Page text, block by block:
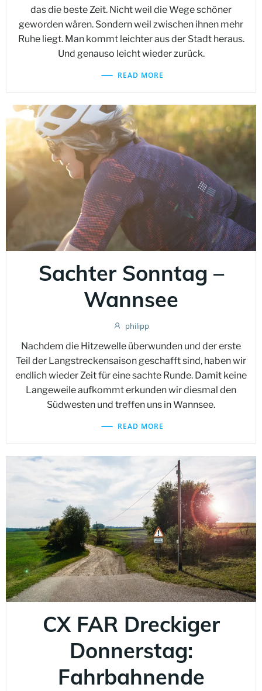
das die beste Zeit. Nicht weil die Wege schöner
geworden wären. Sondern weil zwischen ihnen mehr
Ruhe liegt. Man kommt leichter aus der Stadt heraus.
Und genauso leicht wieder zurück.
READ MORE
Sachter Sonntag –
Wannsee
philipp
Nachdem die Hitzewelle überwunden und der erste
Teil der Langstreckensaison geschafft sind, haben wir
endlich wieder Zeit für eine sachte Runde. Damit keine
Langeweile aufkommt erkunden wir diesmal den
Südwesten und treffen uns in Wannsee.
READ MORE
CX FAR Dreckiger
Donnerstag:
Fahrbahnende